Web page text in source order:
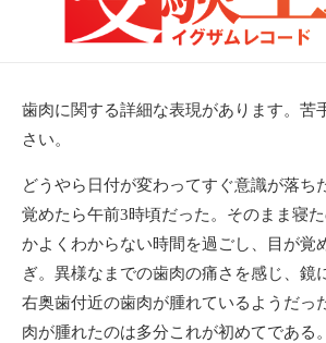
歯肉に関する詳細な表現があります。苦
さい。
どうやら日付が変わってすぐ意識が落ち
覚めたら午前3時頃だった。そのまま寝
かよくわからない時間を過ごし、目が覚
ぎ。異様なまでの歯肉の痛さを感じ、鏡
右奥歯付近の歯肉が腫れているようだっ
肉が腫れたのは多分これが初めてである。